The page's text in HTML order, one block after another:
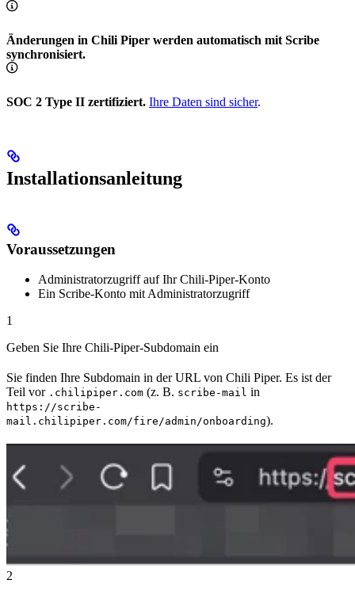
Änderungen in Chili Piper werden automatisch mit Scribe
synchronisiert.
SOC 2 Type II zertifiziert. Ihre Daten sind sicher.
Installationsanleitung
Voraussetzungen
Administratorzugriff auf Ihr Chili-Piper-Konto
Ein Scribe-Konto mit Administratorzugriff
1
Geben Sie Ihre Chili-Piper-Subdomain ein
Sie finden Ihre Subdomain in der URL von Chili Piper. Es ist der
Teil vor .chilipiper.com (z. B. scribe-mail in
https://scribe-
mail.chilipiper.com/fire/admin/onboarding).
2